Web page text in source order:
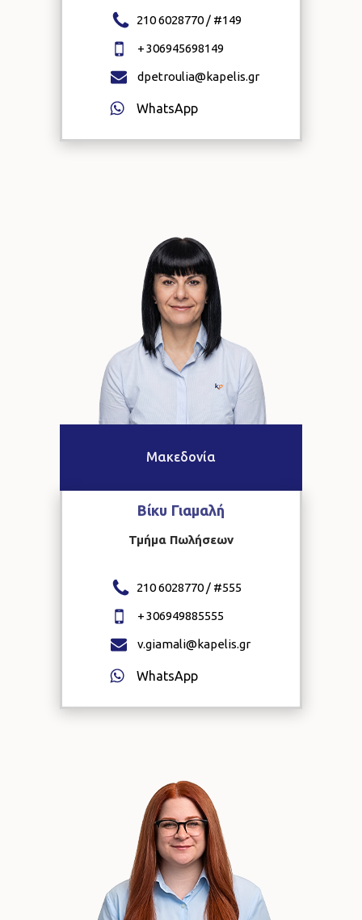
210 6028770 / #149
+306945698149
dpetroulia@kapelis.gr
WhatsApp
Μακεδονία
Βίκυ Γιαμαλή
Τμήμα Πωλήσεων
210 6028770 / #555
+306949885555
v.giamali@kapelis.gr
WhatsApp